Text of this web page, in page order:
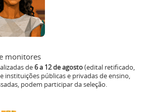
monitores
de6 a 12 de agosto(edital retificado,
instituições públicas e privadas de ensino,
podem participar da seleção.